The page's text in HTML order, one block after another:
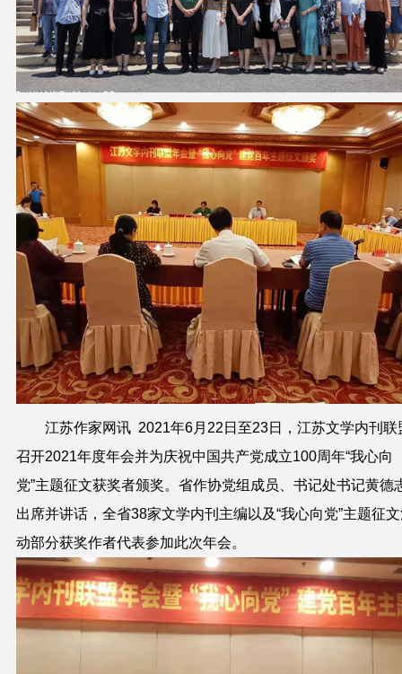
江苏作家网讯 2021年6月 22 日至23日，江苏文学内刊联
召开2021年度年会并为庆祝中国共产党成立100周年“我心向
党”主题征文获奖者颁奖。省作协党组成员、书记处书记黄德
出席并讲话，全省38家文学内刊主编以及“我心向党”主题征
动部分获奖作者代表参加此次年会。